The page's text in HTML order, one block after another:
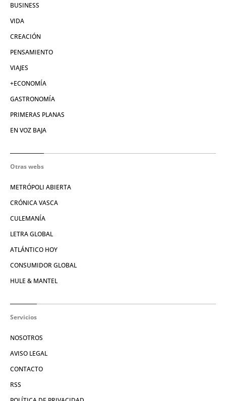
BUSINESS
VIDA
CREACIÓN
PENSAMIENTO
VIAJES
+ECONOMÍA
GASTRONOMÍA
PRIMERAS PLANAS
EN VOZ BAJA
Otras webs
METRÓPOLI ABIERTA
CRÓNICA VASCA
CULEMANÍA
LETRA GLOBAL
ATLÁNTICO HOY
CONSUMIDOR GLOBAL
HULE & MANTEL
Servicios
NOSOTROS
AVISO LEGAL
CONTACTO
RSS